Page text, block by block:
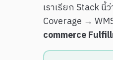
เราเรียก Stack นี้ว่
Coverage →
commerce